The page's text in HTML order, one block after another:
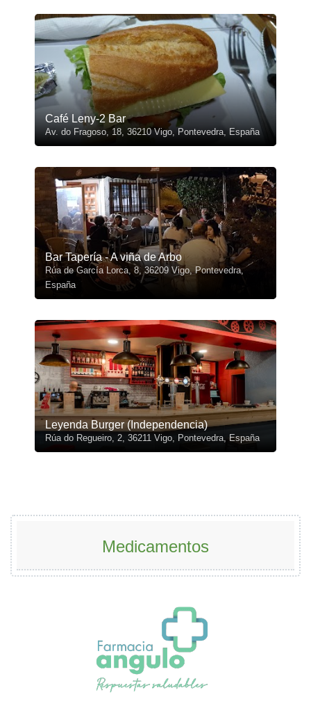
Café Leny-2 Bar
Av. do Fragoso, 18, 36210 Vigo, Pontevedra, España
Bar Tapería - A viña de Arbo
Rúa de García Lorca, 8, 36209 Vigo, Pontevedra,
España
Leyenda Burger (Independencia)
Rúa do Regueiro, 2, 36211 Vigo, Pontevedra, España
Medicamentos